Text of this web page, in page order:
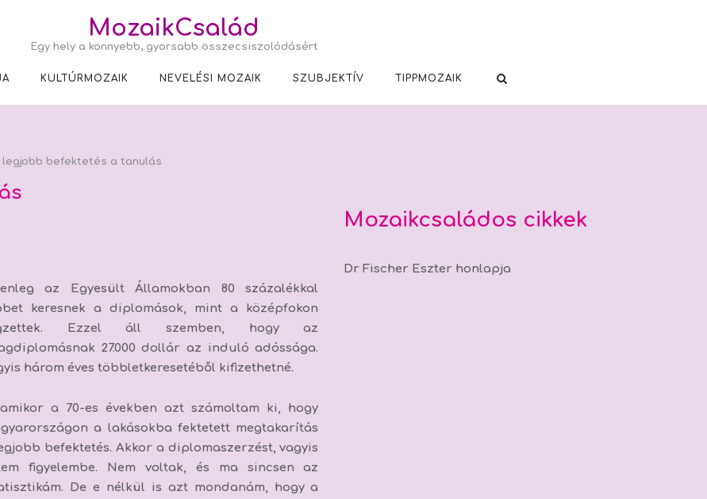
MozaikCsalád
Egy hely a könnyebb, gyorsabb összecsiszolódásért
KULTÚRMOZAIK NEVELÉSI MOZAIK SZUBJEKTÍV TIPPMOZAIK
legjobb befektetés a tanulás
az Egyesült Államokban 80 százalékkal
keresnek a diplomások, mint a középfokon
Ezzel áll szemben, hogy az
27.000 dollár az induló adóssága.
három éves többletkeresetéből kifizethetné.
a 70-es években azt számoltam ki, hogy
a lakásokba fektetett megtakarítás
befektetés. Akkor a diplomaszerzést, vagyis
figyelembe. Nem voltak, és ma sincsen az
De e nélkül is azt mondanám, hogy a
Mozaikcsaládos cikkek
Dr Fischer Eszter honlapja